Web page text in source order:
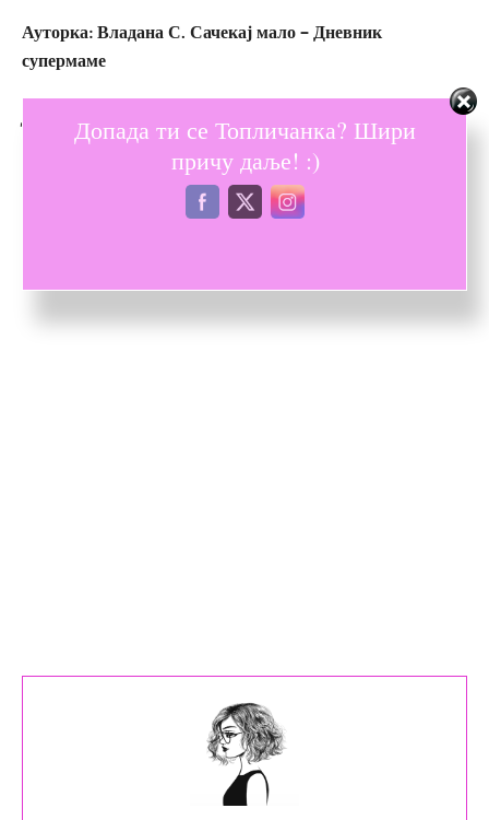
Ауторка: Владана С. Сачекај мало – Дневник
супермаме
Упознајте мало боље Супермаму!
Допада ти се Топличанка? Шири
причу даље! :)